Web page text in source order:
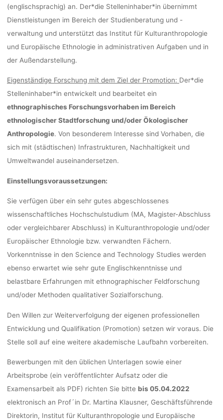
lisa
(englischsprachig) an. Der*die Stelleninhaber*in übernimmt
Dienstleistungen im Bereich der Studienberatung und -
verwaltung und unterstützt das Institut für Kulturanthropologie
und Europäische Ethnologie in administrativen Aufgaben und in
der Außendarstellung.
Eigenständige Forschung mit dem Ziel der Promotion: Der*die
Stelleninhaber*in entwickelt und bearbeitet ein
ethnographisches Forschungsvorhaben im Bereich
ethnologischer Stadtforschung und/oder Ökologischer
Anthropologie. Von besonderem Interesse sind Vorhaben, die
sich mit (städtischen) Infrastrukturen, Nachhaltigkeit und
Umweltwandel auseinandersetzen.
Einstellungsvoraussetzungen:
Sie verfügen über ein sehr gutes abgeschlossenes
wissenschaftliches Hochschulstudium (MA, Magister-Abschluss
oder vergleichbarer Abschluss) in Kulturanthropologie und/oder
Europäischer Ethnologie bzw. verwandten Fächern.
Vorkenntnisse in den Science and Technology Studies werden
ebenso erwartet wie sehr gute Englischkenntnisse und
belastbare Erfahrungen mit ethnographischer Feldforschung
und/oder Methoden qualitativer Sozialforschung.
Den Willen zur Weiterverfolgung der eigenen professionellen
Entwicklung und Qualifikation (Promotion) setzen wir voraus. Die
Stelle soll auf eine weitere akademische Laufbahn vorbereiten.
Bewerbungen mit den üblichen Unterlagen sowie einer
Arbeitsprobe (ein veröffentlichter Aufsatz oder die
Examensarbeit als PDF) richten Sie bitte bis 05.04.2022
elektronisch an Prof´in Dr. Martina Klausner, Geschäftsführende
Direktorin, Institut für Kulturanthropologie und Europäische